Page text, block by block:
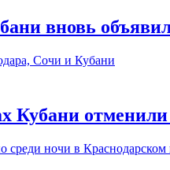
вновь
Кубани